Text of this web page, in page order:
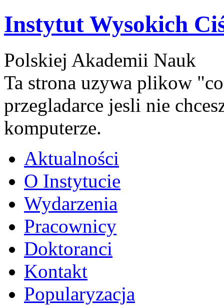
Instytut Wysokich
Polskiej Akademii Nauk
Ta strona uzywa plikow
przegladarce jesli nie
komputerze.
Aktualności
O Instytucie
Wydarzenia
Pracownicy
Doktoranci
Kontakt
Popularyzacja